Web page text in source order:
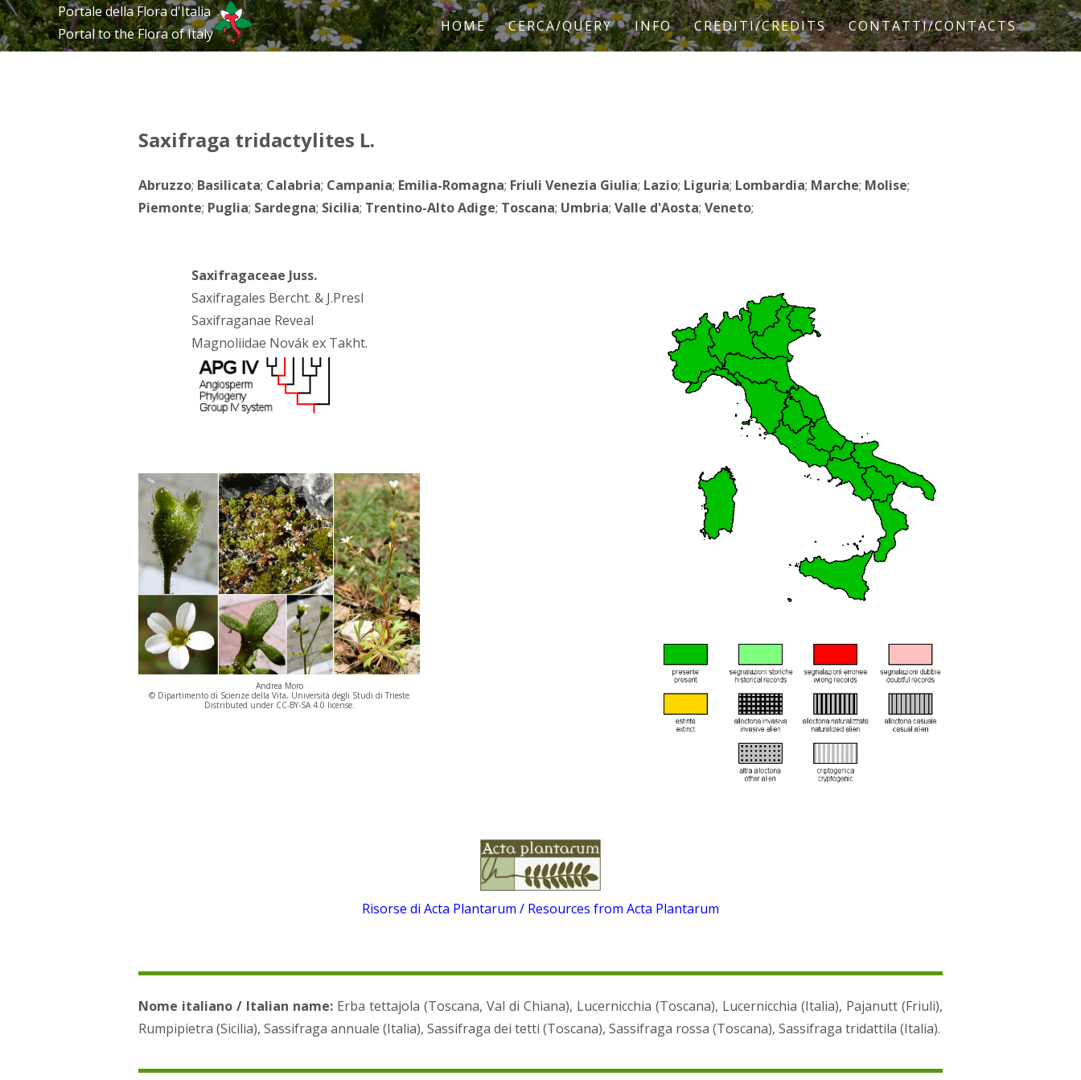
Portale della Flora d'Italia
Portal to the Flora of Italy
HOME CERCA/QUERY INFO CREDITI/CREDITS CONTATTI/CONTACTS
Saxifraga tridactylites L.
Abruzzo; Basilicata; Calabria; Campania; Emilia-Romagna; Friuli Venezia Giulia; Lazio; Liguria; Lombardia; Marche; Molise;
Piemonte; Puglia; Sardegna; Sicilia; Trentino-Alto Adige; Toscana; Umbria; Valle d'Aosta; Veneto;
Saxifragaceae Juss.
Saxifragales Bercht. & J.Presl
Saxifraganae Reveal
Magnoliidae Novák ex Takht.
Andrea Moro
© Dipartimento di Scienze della Vita, Università degli Studi di Trieste
Distributed under CC-BY-SA 4.0 license.
Risorse di Acta Plantarum / Resources from Acta Plantarum
Nome italiano / Italian name: Erba tettajola (Toscana, Val di Chiana), Lucernicchia (Toscana), Lucernicchia (Italia), Pajanutt (Friuli),
Rumpipietra (Sicilia), Sassifraga annuale (Italia), Sassifraga dei tetti (Toscana), Sassifraga rossa (Toscana), Sassifraga tridattila (Italia).